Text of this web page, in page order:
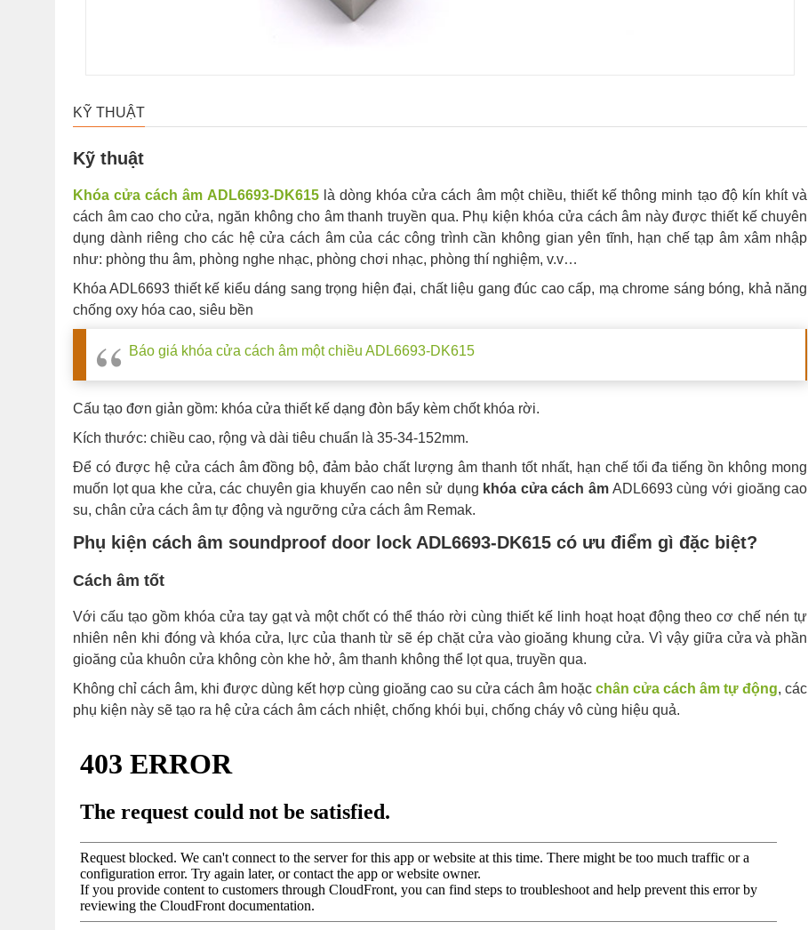
KỸ THUẬT
Kỹ thuật
Khóa cửa cách âm ADL6693-DK615là dòng khóa cửa cách âm một chiều, thiết kế thông minh tạo độ kín khít và
cách âm cao cho cửa, ngăn không cho âm thanh truyền qua. Phụ kiện khóa cửa cách âm này được thiết kế chuyên
dụng dành riêng cho các hệ cửa cách âm của các công trình cần không gian yên tĩnh, hạn chế tạp âm xâm nhập
như: phòng thu âm, phòng nghe nhạc, phòng chơi nhạc, phòng thí nghiệm, v.v…
Khóa ADL6693 thiết kế kiểu dáng sang trọng hiện đại, chất liệu gang đúc cao cấp, mạ chrome sáng bóng, khả năng
chống oxy hóa cao, siêu bền
Báo giá khóa cửa cách âm một chiều ADL6693-DK615
Cấu tạo đơn giản gồm: khóa cửa thiết kế dạng đòn bẩy kèm chốt khóa rời.
Kích thước: chiều cao, rộng và dài tiêu chuẩn là 35-34-152mm.
Để có được hệ cửa cách âm đồng bộ, đảm bảo chất lượng âm thanh tốt nhất, hạn chế tối đa tiếng ồn không mong
muốn lọt qua khe cửa, các chuyên gia khuyến cao nên sử dụng khóa cửa cách âm ADL6693 cùng với gioăng cao
su, chân cửa cách âm tự động và ngưỡng cửa cách âm Remak.
Phụ kiện cách âm soundproof door lock ADL6693-DK615 có ưu điểm gì đặc biệt?
Cách âm tốt
Với cấu tạo gồm khóa cửa tay gạt và một chốt có thể tháo rời cùng thiết kế linh hoạt hoạt động theo cơ chế nén tự
nhiên nên khi đóng và khóa cửa, lực của thanh từ sẽ ép chặt cửa vào gioăng khung cửa. Vì vậy giữa cửa và phần
gioăng của khuôn cửa không còn khe hở, âm thanh không thể lọt qua, truyền qua.
Không chỉ cách âm, khi được dùng kết hợp cùng gioăng cao su cửa cách âm hoặcchân cửa cách âm tự động, các
phụ kiện này sẽ tạo ra hệ cửa cách âm cách nhiệt, chống khói bụi, chống cháy vô cùng hiệu quả.